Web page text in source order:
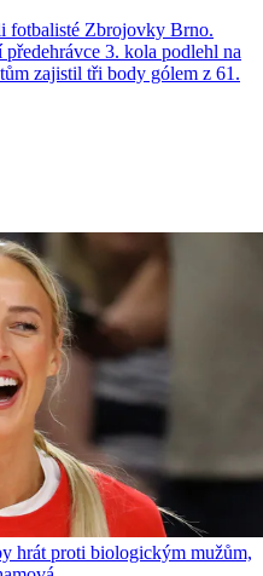
fotbalisté Zbrojovky Brno.
3. kola podlehl na
zajistil tři body gólem z 61.
hrát proti biologickým mužům,